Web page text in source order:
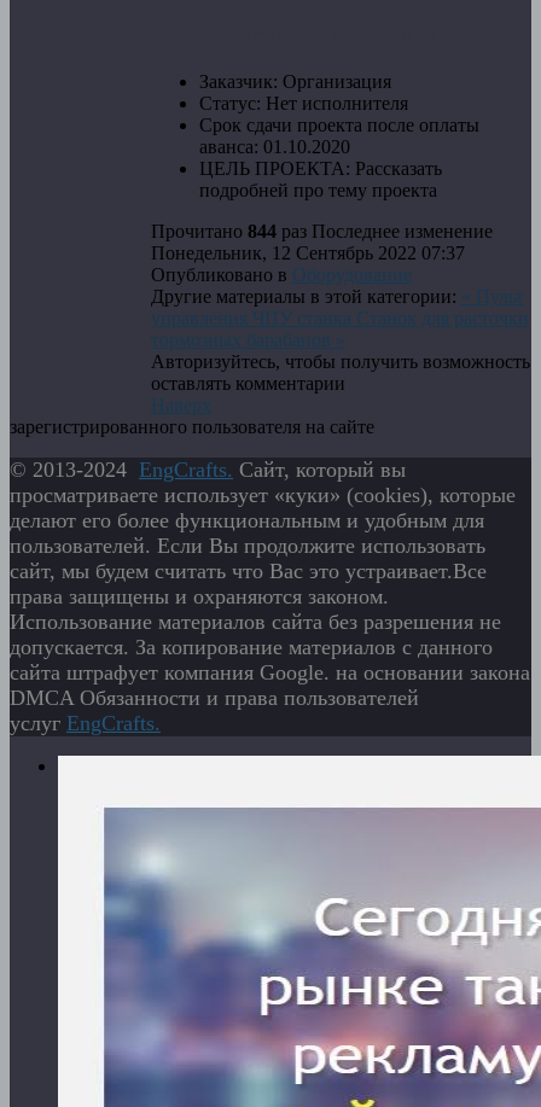
Заказчик: Организация
Статус: Нет исполнителя
Срок сдачи проекта после оплаты
аванса: 01.10.2020
ЦЕЛЬ ПРОЕКТА: Рассказать
подробней про тему проекта
Прочитано 844раз Последнее изменение
Понедельник, 12 Сентябрь 2022 07:37
Опубликовано в Оборудование
Другие материалы в этой категории: « Пульт
управления ЧПУ станка Станок для расточки
тормозных барабанов »
Авторизуйтесь, чтобы получить возможность
оставлять комментарии
Наверх
зарегистрированного пользователя на сайте
© 2013-2024 EngСrafts. Сайт, который вы
просматриваете использует «куки» (cookies), которые
делают его более функциональным и удобным для
пользователей. Если Вы продолжите использовать
сайт, мы будем считать что Вас это устраивает.Все
права защищены и охраняются законом.
Использование материалов сайта без разрешения не
допускается. За копирование материалов с данного
сайта штрафует компания Google. на основании закона
DMCA Обязанности и права пользователей
услуг EngСrafts.